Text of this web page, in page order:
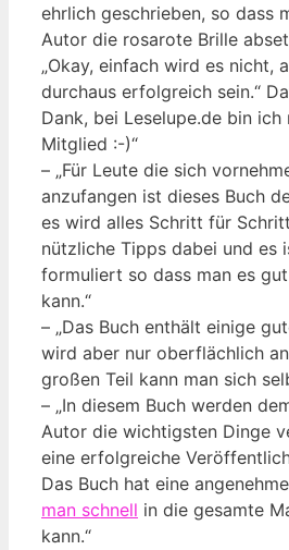
ehrlich geschrieben, so dass
Autor die rosarote Brille
„Okay, einfach wird es nicht,
durchaus erfolgreich sein.“
Dank, bei Leselupe.de bin ich
Mitglied :-)“
– „Für Leute die sich
anzufangen ist dieses Buch
es wird alles Schritt für
nützliche Tipps dabei und es
formuliert so dass man es
kann.“
– „Das Buch enthält einige
wird aber nur oberflächlich
großen Teil kann man sich
– „In diesem Buch werden
Autor die wichtigsten Dinge
eine erfolgreiche
Das Buch hat eine
man schnell in die gesamte
kann.“